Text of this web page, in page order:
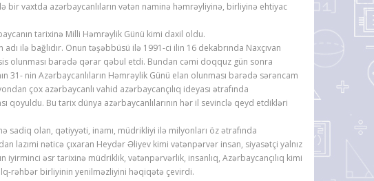
bir vaxtda azərbaycanlıların vətən naminə həmrəyliyinə, birliyinə ehtiyac
tarixinə Milli Həmrəylik Günü kimi daxil oldu.
ilə bağlıdır. Onun təşəbbüsü ilə 1991-ci ilin 16 dekabrında Naxçıvan
olunması barədə qərar qəbul etdi. Bundan cəmi doqquz gün sonra
31- nin Azərbaycanlıların Həmrəylik Günü elan olunması barədə sərəncam
çox azərbaycanlı vahid azərbaycançılıq ideyası ətrafında
qoyuldu. Bu tarix dünya azərbaycanlılarının hər il sevinclə qeyd etdikləri
sadiq olan, qətiyyəti, inamı, müdrikliyi ilə milyonları öz ətrafında
lazımi nəticə çıxaran Heydər Əliyev kimi vətənpərvər insan, siyasətçi yalnız
əsr tarixinə müdriklik, vətənpərvərlik, insanlıq, Azərbaycançılıq kimi
rəhbər birliyinin yenilməzliyini həqiqətə çevirdi.